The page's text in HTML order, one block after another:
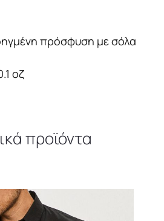
πρόσφυση με σόλα
οζ
προϊόντα